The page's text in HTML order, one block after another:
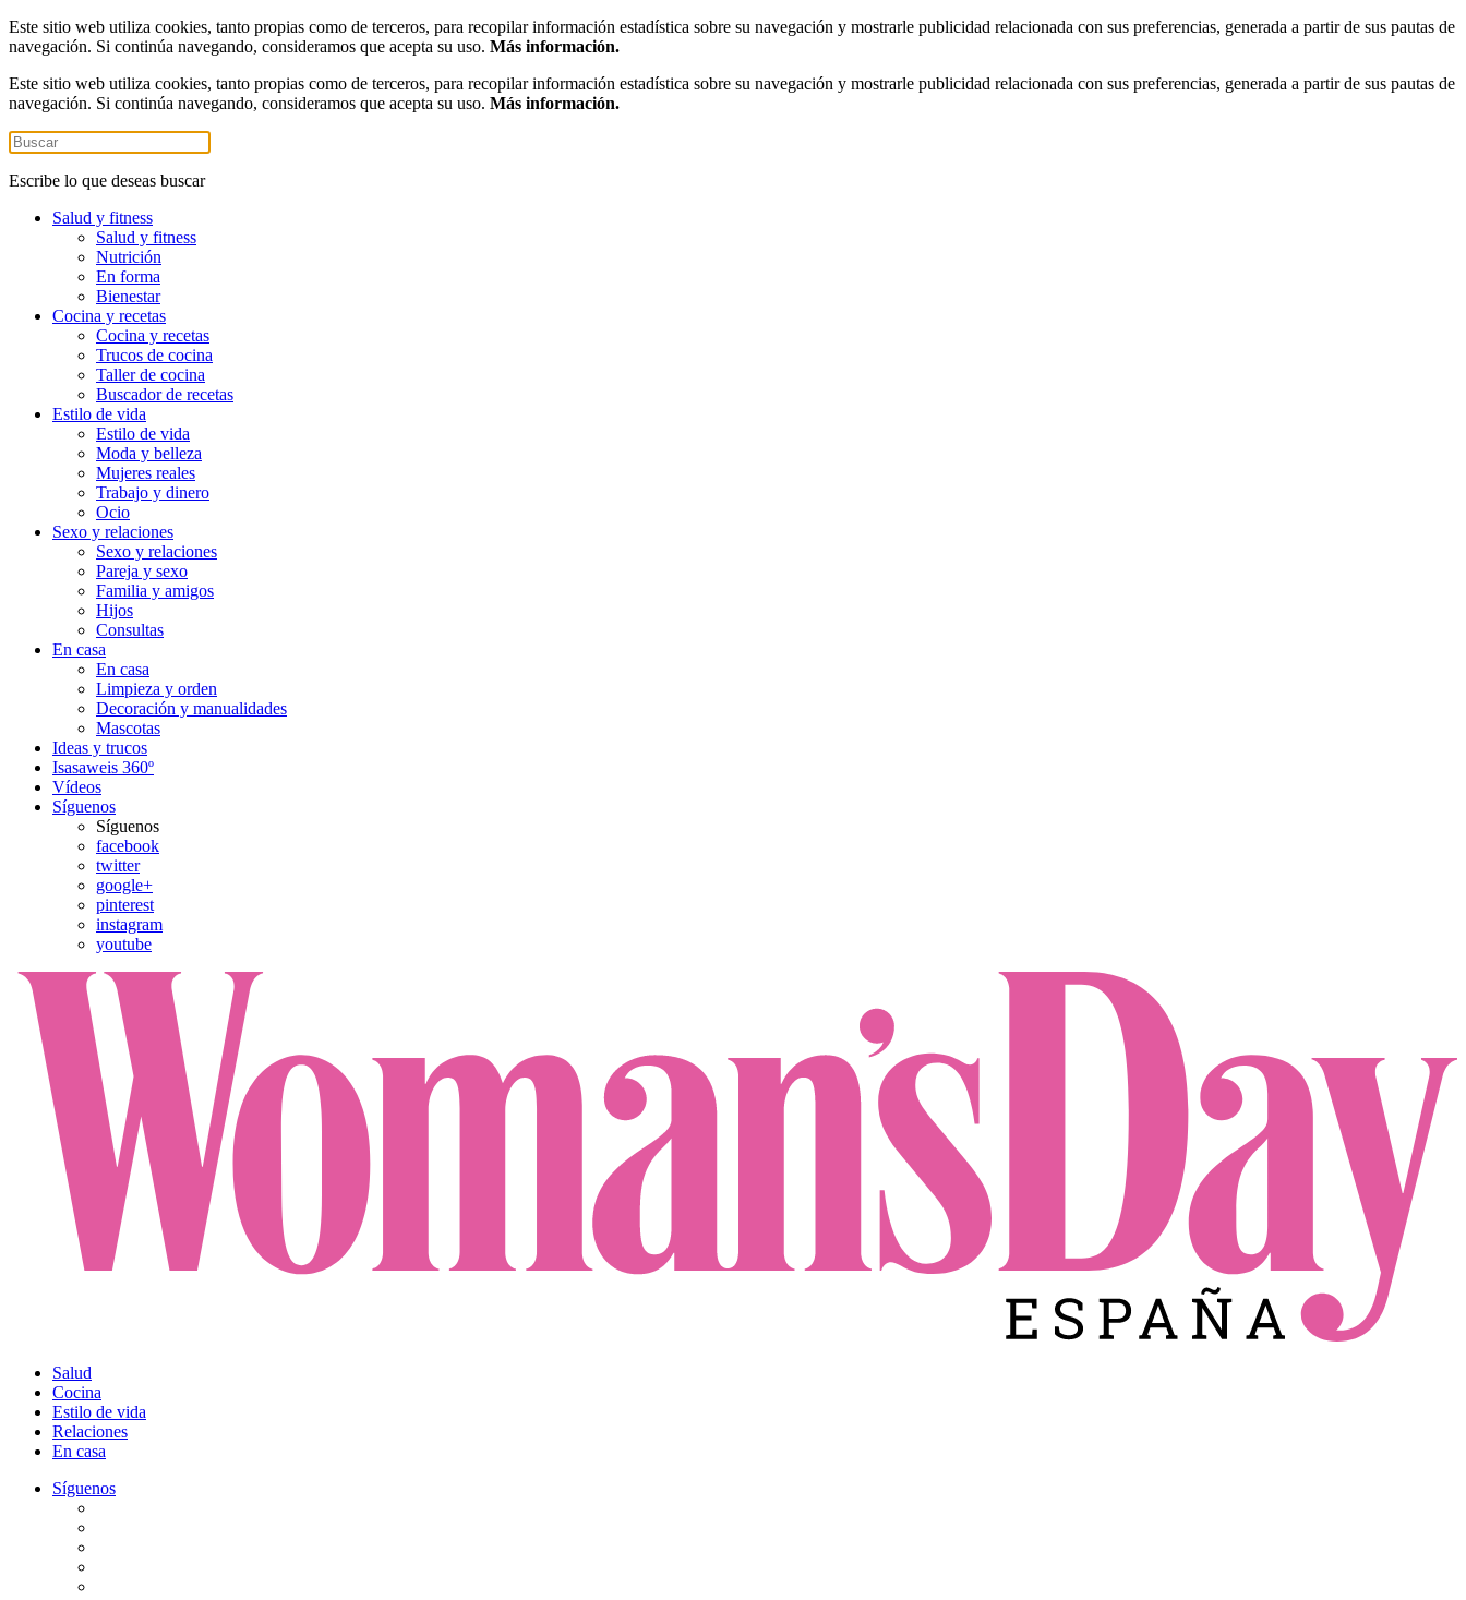
Este sitio web utiliza cookies, tanto propias como de terceros, para recopilar información estadística sobre su navegación y mostrarle publicidad relacionada con sus preferencias, generada a partir de sus pautas de
navegación. Si continúa navegando, consideramos que acepta su uso. Más información.
Este sitio web utiliza cookies, tanto propias como de terceros, para recopilar información estadística sobre su navegación y mostrarle publicidad relacionada con sus preferencias, generada a partir de sus pautas de
navegación. Si continúa navegando, consideramos que acepta su uso. Más información.
Escribe lo que deseas buscar
Salud y fitness
Salud y fitness
Nutrición
En forma
Bienestar
Cocina y recetas
Cocina y recetas
Trucos de cocina
Taller de cocina
Buscador de recetas
Estilo de vida
Estilo de vida
Moda y belleza
Mujeres reales
Trabajo y dinero
Ocio
Sexo y relaciones
Sexo y relaciones
Pareja y sexo
Familia y amigos
Hijos
Consultas
En casa
En casa
Limpieza y orden
Decoración y manualidades
Mascotas
Ideas y trucos
Isasaweis 360º
Vídeos
Síguenos
Síguenos
facebook
twitter
google+
pinterest
instagram
youtube
Salud
Cocina
Estilo de vida
Relaciones
En casa
Síguenos